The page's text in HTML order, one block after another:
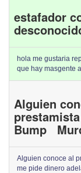
estafador
hola me gustaria
que hay masgente
Alguien
Bump
Alguien conoce al
me pide dinero